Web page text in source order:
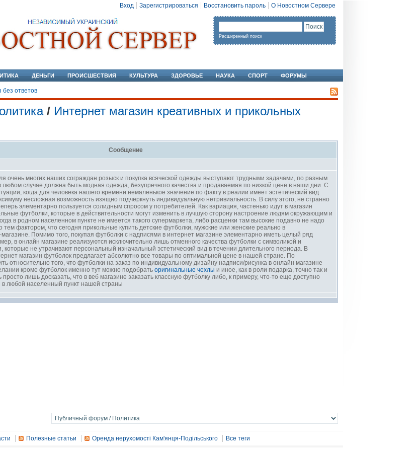
Вход Зарегистрироваться Восстановить пароль О Новостном Сервере
Расширенный поиск
ДЕНЬГИ ПРОИСШЕСТВИЯ КУЛЬТУРА ЗДОРОВЬЕ НАУКА СПОРТ ФОРУМЫ
без ответов
/ Интернет магазин креативных и прикольных
Сообщение
очень многих наших сограждан розыск и покупка всяческой одежды выступают трудными задачами, по разным
любом случае должна быть модная одежда, безупречного качества и продаваемая по низкой цене в наши дни. С
когда для человека нашего времени немаленькое значение по факту в реалии имеет эстетический вид
несложная возможность изящно подчеркнуть индивидуальную нетривиальность. В силу этого, не странно
элементарно пользуется солидным спросом у потребителей. Как вариация, частенько идут в магазин
футболки, которые в действительности могут изменить в лучшую сторону настроение людям окружающим и
в родном населенном пункте не имеется такого супермаркета, либо расценки там высокие подавно не надо
тем фактором, что сегодня прикольные купить детские футболки, мужские или женские реально в
Помимо того, покупая футболки с надписями в интернет магазине элементарно иметь целый ряд
в онлайн магазине реализуются исключительно лишь отменного качества футболки с символикой и
не утрачивают персональный изначальный эстетический вид в течении длительного периода. В
магазин футболок предлагает абсолютно все товары по оптимальной цене в нашей стране. По
относительно того, что футболки на заказ по индивидуальному дизайну надписи/рисунка в онлайн магазине
кроме футболок именно тут можно подобрать оригинальные чехлы и иное, как в роли подарка, точно так и
лишь досказать, что в веб магазине заказать классную футболку либо, к примеру, что-то еще доступно
любой населенный пункт нашей страны
Полезные статьи Оренда нерухомості Кам'янця-Подільського Все теги